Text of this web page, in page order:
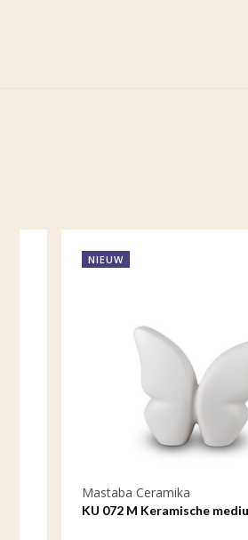
NIEUW
Mastaba Ceramika
KU 072 M Keramische medium urn